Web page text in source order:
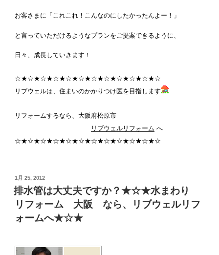
お客さまに「これこれ！こんなのにしたかったんよー！」
と言っていただけるようなプランをご提案できるように、
日々、成長していきます！
☆★☆★☆★☆★☆★☆★☆★☆★☆★☆★☆★☆
リブウェルは、住まいのかかりつけ医を目指します
リフォームするなら、大阪府松原市
リブウェルリフォーム へ
☆★☆★☆★☆★☆★☆★☆★☆★☆★☆★☆★☆
投
稿
日:
1月 25, 2012
排水管は大丈夫ですか？★☆★水まわり
リフォーム 大阪 なら、リブウェルリフ
ォームへ★☆★